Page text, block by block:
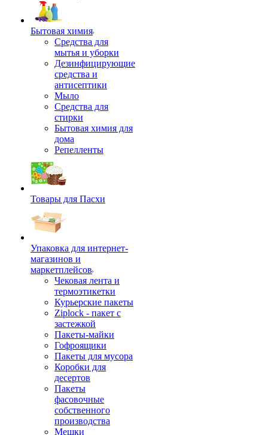
Бытовая химия
Средства для
мытья и уборки
Дезинфицирующие
средства и
антисептики
Мыло
Средства для
стирки
Бытовая химия для
дома
Репелленты
Товары для Пасхи
Упаковка для интернет-
магазинов и
маркетплейсов
Чековая лента и
термоэтикетки
Курьерские пакеты
Ziplock - пакет с
застежкой
Пакеты-майки
Гофроящики
Пакеты для мусора
Коробки для
десертов
Пакеты
фасовочные
собственного
производства
Мешки